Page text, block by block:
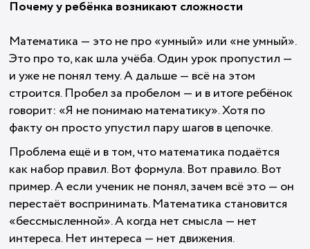
Почему у ребёнка возникают сложности
Математика — это не про «умный» или «не умный».
Это про то, как шла учёба. Один урок пропустил —
и уже не понял тему. А дальше — всё на этом
строится. Пробел за пробелом — и в итоге ребёнок
говорит: «Я не понимаю математику». Хотя по
факту он просто упустил пару шагов в цепочке.
Проблема ещё и в том, что математика подаётся
как набор правил. Вот формула. Вот правило. Вот
пример. А если ученик не понял, зачем всё это — он
перестаёт воспринимать. Математика становится
«бессмысленной». А когда нет смысла — нет
интереса. Нет интереса — нет движения.